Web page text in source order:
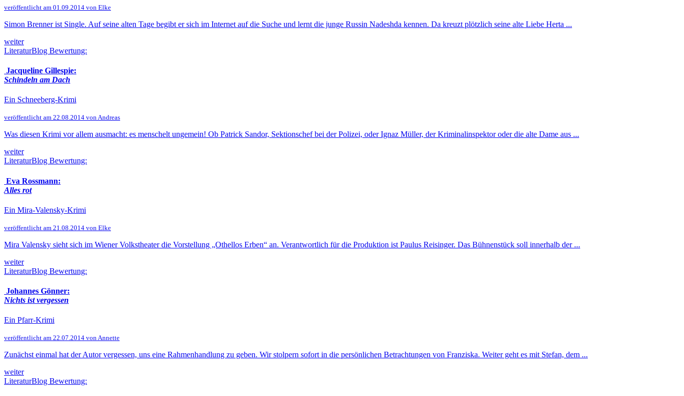
veröffentlicht am 01.09.2014 von Elke
Simon Brenner ist Single. Auf seine alten Tage begibt er sich im Internet auf die Suche und lernt die junge Russin Nadeshda kennen. Da kreuzt plötzlich seine alte Liebe Herta ...
weiter
LiteraturBlog Bewertung:
Jacqueline Gillespie:
Schindeln am Dach
Ein Schneeberg-Krimi
veröffentlicht am 22.08.2014 von Andreas
Was diesen Krimi vor allem ausmacht: es menschelt ungemein! Ob Patrick Sandor, Sektionschef bei der Polizei, oder Ignaz Müller, der Kriminalinspektor oder die alte Dame aus ...
weiter
LiteraturBlog Bewertung:
Eva Rossmann:
Alles rot
Ein Mira-Valensky-Krimi
veröffentlicht am 21.08.2014 von Elke
Mira Valensky sieht sich im Wiener Volkstheater die Vorstellung „Othellos Erben“ an. Verantwortlich für die Produktion ist Paulus Reisinger. Das Bühnenstück soll innerhalb der ...
weiter
LiteraturBlog Bewertung:
Johannes Gönner:
Nichts ist vergessen
Ein Pfarr-Krimi
veröffentlicht am 22.07.2014 von Annette
Zunächst einmal hat der Autor vergessen, uns eine Rahmenhandlung zu geben. Wir stolpern sofort in die persönlichen Betrachtungen von Franziska. Weiter geht es mit Stefan, dem ...
weiter
LiteraturBlog Bewertung: